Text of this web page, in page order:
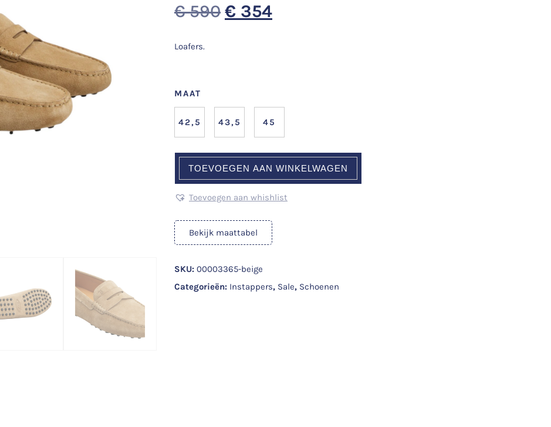
€590€ 354
Loafers.
MAAT
42,5 43,5 45
TOEVOEGEN AAN WINKELWAGEN
Toevoegen aan whishlist
Bekijk maattabel
SKU: 00003365-beige
Categorieën: Instappers, Sale, Schoenen